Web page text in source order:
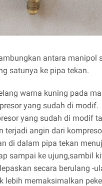
antara manipol
satunya ke pipa tekan.
warna kuning pada
yang sudah di modif.
yang sudah di modif
terjadi angin dari
di dalam pipa tekan
sampai ke ujung,sambil
secara berulang -
lebih memaksimalkan